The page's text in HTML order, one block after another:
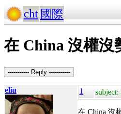
cht 國際
在 China 沒權沒
----------- Reply -----------
eliu 1
在 China 沒